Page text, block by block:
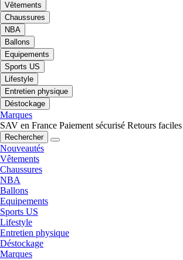
Vêtements
Chaussures
NBA
Ballons
Equipements
Sports US
Lifestyle
Entretien physique
Déstockage
Marques
SAV en France Paiement sécurisé Retours faciles
Rechercher
Nouveautés
Vêtements
Chaussures
NBA
Ballons
Equipements
Sports US
Lifestyle
Entretien physique
Déstockage
Marques